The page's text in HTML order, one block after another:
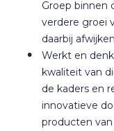
Groep binnen
verdere groei
daarbij
Werkt en
kwaliteit van
de kaders en
innovatieve
producten